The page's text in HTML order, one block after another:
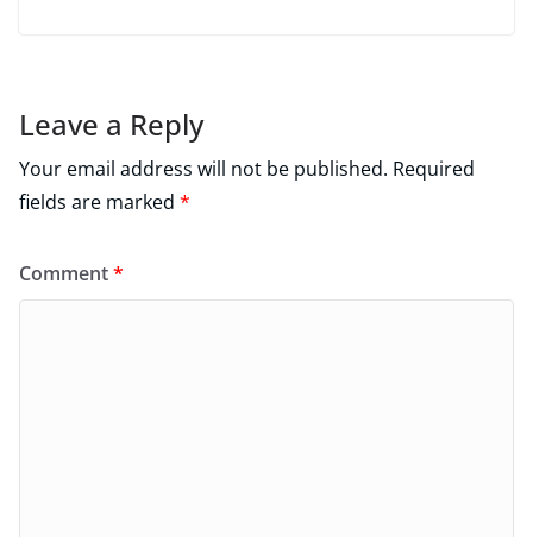
Leave a Reply
Your email address will not be published. Required
fields are marked *
Comment*